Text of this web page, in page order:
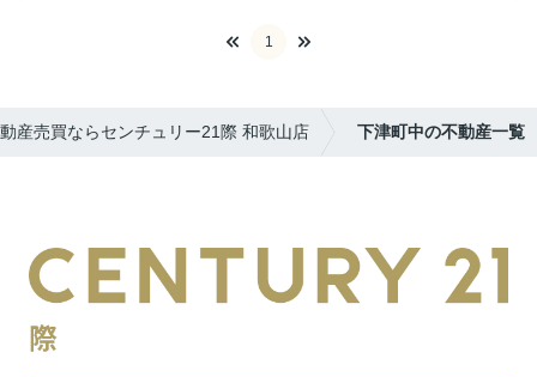
1
産売買ならセンチュリー21際 和歌山店 下津町中の不動産一覧